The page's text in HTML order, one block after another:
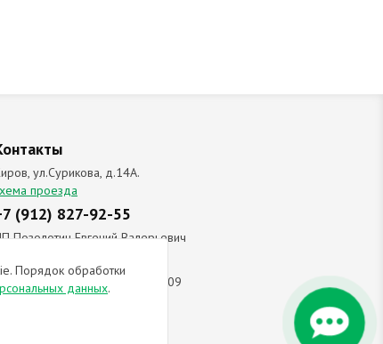
ул.Сурикова, д.14А.
проезда
(912) 827-92-55
Позолотин Евгений Валерьевич
434537218055 / ОГРН ИП
309434505600123 от 25.02.2009
с
Порядок обработки
данных.